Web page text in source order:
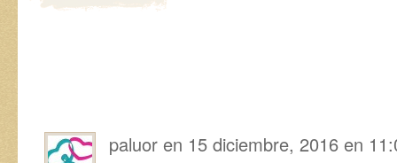
paluor en 15 diciembre, 2016 en